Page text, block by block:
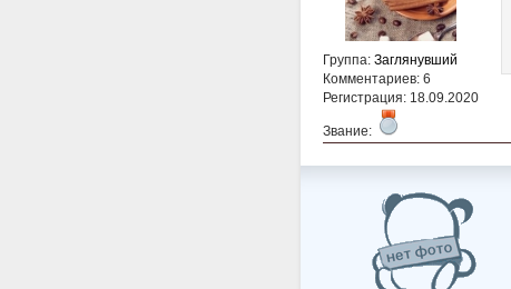
Группа: Заглянувший
Комментариев: 6
Регистрация: 18.09.2020
Звание: